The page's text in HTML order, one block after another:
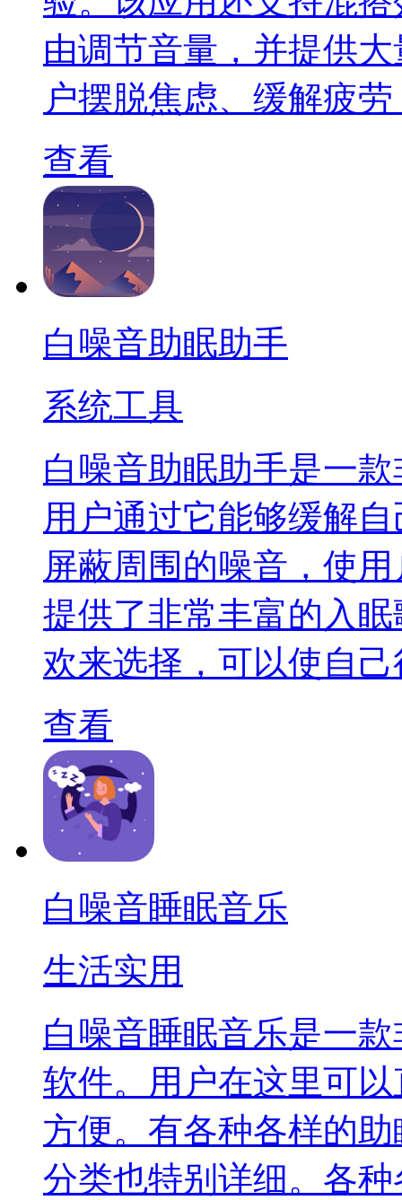
由调节音量，并提供
户摆脱焦虑、缓解疲
查看
白噪音助眠助手
系统工具
白噪音助眠助手是一
用户通过它能够缓解
屏蔽周围的噪音，使
提供了非常丰富的入
欢来选择，可以使自
查看
白噪音睡眠音乐
生活实用
白噪音睡眠音乐是一
软件。用户在这里可
方便。有各种各样的
分类也特别详细。各